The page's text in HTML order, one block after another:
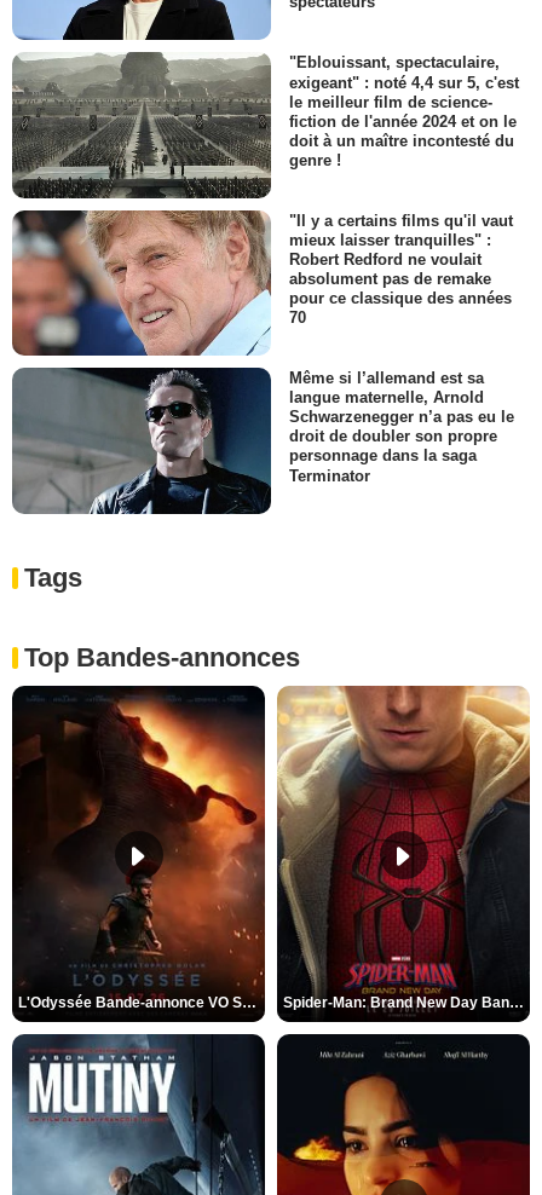
"Eblouissant, spectaculaire,
exigeant" : noté 4,4 sur 5, c'est
le meilleur film de science-
fiction de l'année 2024 et on le
doit à un maître incontesté du
genre !
"Il y a certains films qu'il vaut
mieux laisser tranquilles" :
Robert Redford ne voulait
absolument pas de remake
pour ce classique des années
70
Même si l’allemand est sa
langue maternelle, Arnold
Schwarzenegger n’a pas eu le
droit de doubler son propre
personnage dans la saga
Terminator
Tags
Top Bandes-annonces
L'Odyssée Bande-annonce VO STFR Spider-Man: Brand New Day Bande-annonce VO STFR